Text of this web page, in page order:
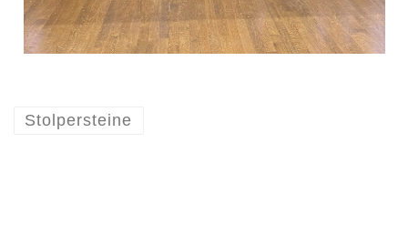
Stolpersteine